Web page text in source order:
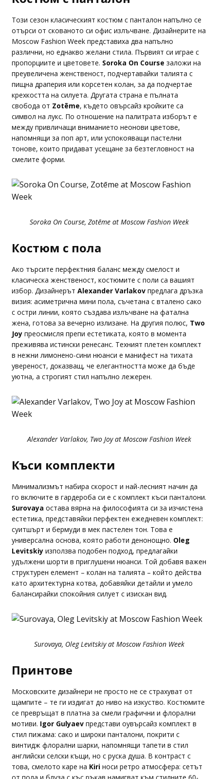
Този сезон класическият костюм с панталон напълно се
отърси от скованото си офис излъчване. Дизайнерите на
Moscow Fashion Week представиха два напълно
различни, но еднакво желани стила. Първият си играе с
пропорциите и цветовете. Soroka On Course заложи на
преувеличена женственост, подчертавайки талията с
пищна драперия или корсетен колан, за да подчертае
крехкостта на силуета. Другата страна е пълната
свобода от Zotēme, където овърсайз кройките са
символ на лукс. По отношение на палитрата изборът е
между привличащи вниманието неонови цветове,
напомнящи за поп арт, или успокояващи пастелни
тонове, които придават усещане за безтегловност на
смелите форми.
Soroka On Course, Zotēme at Moscow Fashion Week
Костюм с пола
Ако търсите перфектния баланс между смелост и
класическа женственост, костюмите с поли са вашият
избор. Дизайнерът Alexander Varlakov предлага дръзка
визия: асиметрична мини пола, съчетана с вталено сако
с остри линии, която създава излъчване на фатална
жена, готова за вечерно излизане. На другия полюс, Two
Joy преосмисля препи естетиката, която в момента
преживява истински ренесанс. Техният плетен комплект
в нежни лимонено-сини нюанси е манифест на тихата
увереност, доказващ, че елегантността може да бъде
уютна, а строгият стил напълно лежерен.
Alexander Varlakov, Two Joy at Moscow Fashion Week
Къси комплекти
Минимализмът набира скорост и най-лесният начин да
го включите в гардероба си е с комплект къси панталони.
Surovaya остава вярна на философията си за изчистена
естетика, представяйки перфектен ежедневен комплект:
суитшърт и бермуди в мек пастелен тон. Това е
универсална основа, която работи денонощно. Oleg
Levitskiy използва подобен подход, предлагайки
удължени шорти в приглушени нюанси. Той добавя важен
структурен елемент – колан на талията – който действа
като архитектурна котва, добавяйки детайли и умело
балансирайки спокойния силует с изискан вид.
Surovaya, Oleg Levitskiy at Moscow Fashion Week
Принтове
Московските дизайнери не просто не се страхуват от
щампите – те ги издигат до ниво на изкуство. Костюмите
се превръщат в платна за смели графични и флорални
мотиви. Igor Gulyaev представи оувърсайз комплект в
стил пижама: сако и широки панталони, покрити с
винтидж флорални шарки, напомнящи тапети в стил
английски селски къщи, но с руска душа. В контраст с
това, смелото каре на Kiri носи ретро атмосфера: сетът